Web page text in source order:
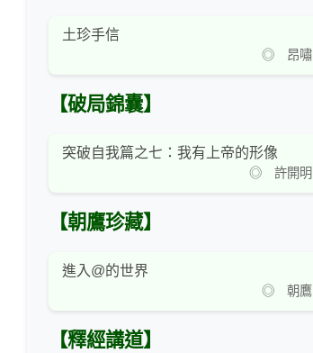
土珍手信
◎ 昂嘯
【破局錦囊】
突破自我篇之七：我有上帝的形像
◎ 許開明
【朝鷹珍藏】
進入@的世界
◎ 朝鷹
【釋經講道】